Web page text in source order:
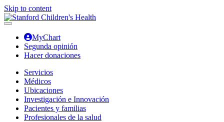
Skip to content
MyChart
Segunda opinión
Hacer donaciones
Servicios
Médicos
Ubicaciones
Investigación e Innovación
Pacientes y familias
Profesionales de la salud